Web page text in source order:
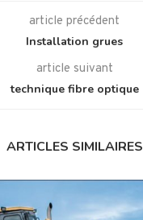
article précédent
Installation grues
article suivant
technique fibre optique
ARTICLES SIMILAIRES